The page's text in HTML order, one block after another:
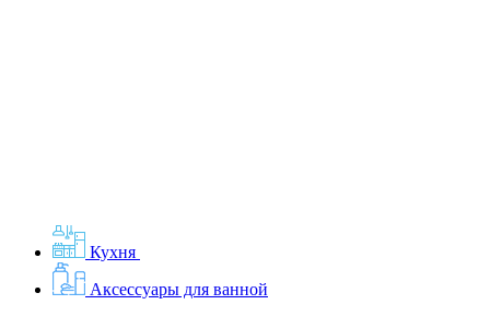
Кухня
Аксессуары для ванной